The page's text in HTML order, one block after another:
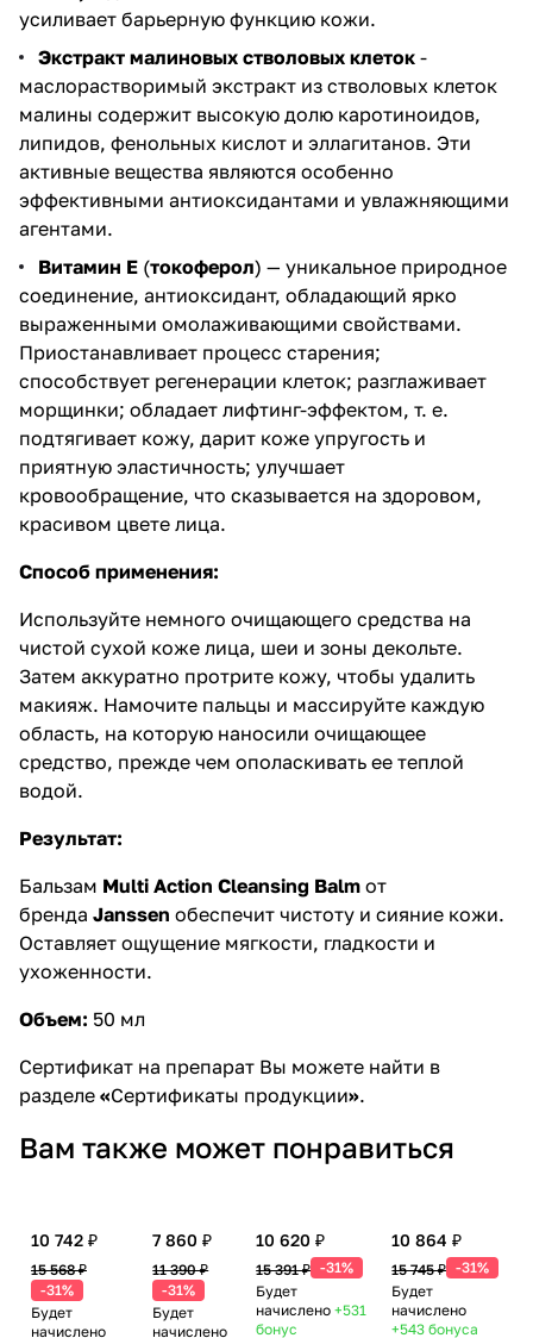
усиливает барьерную функцию кожи.
Экстракт малиновых стволовых клеток -
маслорастворимый экстракт из стволовых клеток
малины содержит высокую долю каротиноидов,
липидов, фенольных кислот и эллагитанов. Эти
активные вещества являются особенно
эффективными антиоксидантами и увлажняющими
агентами.
Витамин E (токоферол) — уникальное природное
соединение, антиоксидант, обладающий ярко
выраженными омолаживающими свойствами.
Приостанавливает процесс старения;
способствует регенерации клеток; разглаживает
морщинки; обладает лифтинг-эффектом, т. е.
подтягивает кожу, дарит коже упругость и
приятную эластичность; улучшает
кровообращение, что сказывается на здоровом,
красивом цвете лица.
Способ применения:
Используйте немного очищающего средства на
чистой сухой коже лица, шеи и зоны декольте.
Затем аккуратно протрите кожу, чтобы удалить
макияж. Намочите пальцы и массируйте каждую
область, на которую наносили очищающее
средство, прежде чем ополаскивать ее теплой
водой.
Результат:
Бальзам Multi Action Cleansing Balm от
бренда Janssen обеспечит чистоту и сияние кожи.
Оставляет ощущение мягкости, гладкости и
ухоженности.
Объем: 50 мл
Сертификат на препарат Вы можете найти в
разделе «Сертификаты продукции».
Вам также может понравиться
10 742 ₽
15 568 ₽
-31%
Будет
начислено
7 860 ₽
11 390 ₽
-31%
Будет
начислено
10 620 ₽
15 391 ₽ -31%
Будет
начислено +531
бонус
10 864 ₽
15 745 ₽ -31%
Будет
начислено
+543 бонуса